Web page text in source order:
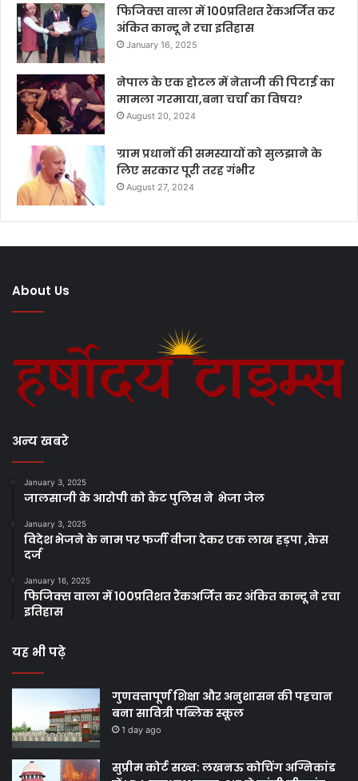
फिजिक्स वाला में 100प्रतिशत रैंकअर्जित कर
अंकित कान्दू ने रचा इतिहास
January 16, 2025
नेपाल के एक होटल में नेताजी की पिटाई का
मामला गरमाया,बना चर्चा का विषय?
August 20, 2024
ग्राम प्रधानों की समस्यायों को सुलझाने के
लिए सरकार पूरी तरह गंभीर
August 27, 2024
About Us
अन्य खबरे
January 3, 2025
जालसाजी के आरोपी को कैंट पुलिस ने भेजा जेल
January 3, 2025
विदेश भेजने के नाम पर फर्जी वीजा देकर एक लाख हड़पा ,केस
दर्ज
January 16, 2025
फिजिक्स वाला में 100प्रतिशत रैंकअर्जित कर अंकित कान्दू ने रचा
इतिहास
यह भी पढ़े
गुणवत्तापूर्ण शिक्षा और अनुशासन की पहचान
बना सावित्री पब्लिक स्कूल
1 day ago
सुप्रीम कोर्ट सख्त: लखनऊ कोचिंग अग्निकांड